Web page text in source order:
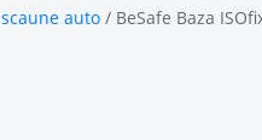
auto / BeSafe Baza